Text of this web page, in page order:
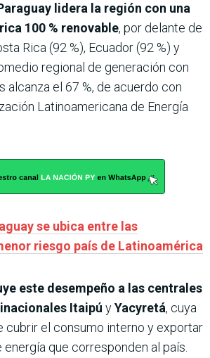
lidera la región con una
100 % renovable, por delante de
Rica (92 %), Ecuador (92 %) y
regional de generación con
alcanza el 67 %, de acuerdo con
Latinoamericana de Energía
se ubica entre las
riesgo país de Latinoamérica
este desempeño a las centrales
Itaipú yYacyretá, cuya
cubrir el consumo interno y exportar
energía que corresponden al país.